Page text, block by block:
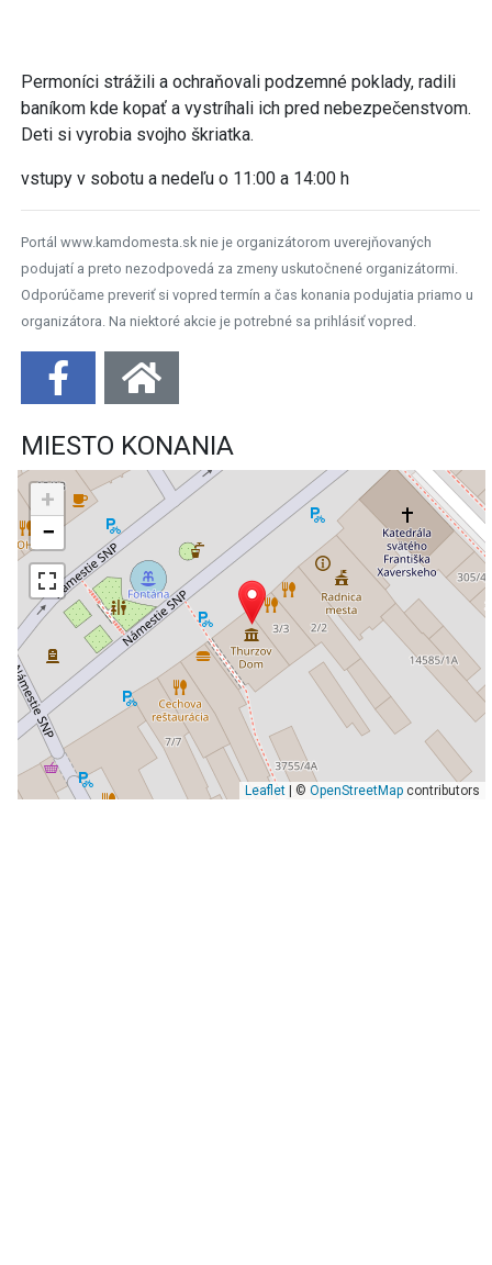
Permoníci strážili a ochraňovali podzemné poklady, radili
baníkom kde kopať a vystríhali ich pred nebezpečenstvom.
Deti si vyrobia svojho škriatka.
vstupy v sobotu a nedeľu o 11:00 a 14:00 h
Portál www.kamdomesta.sk nie je organizátorom uverejňovaných
podujatí a preto nezodpovedá za zmeny uskutočnené organizátormi.
Odporúčame preveriť si vopred termín a čas konania podujatia priamo u
organizátora. Na niektoré akcie je potrebné sa prihlásiť vopred.
MIESTO KONANIA
+
−
Leaflet| © OpenStreetMapcontributors